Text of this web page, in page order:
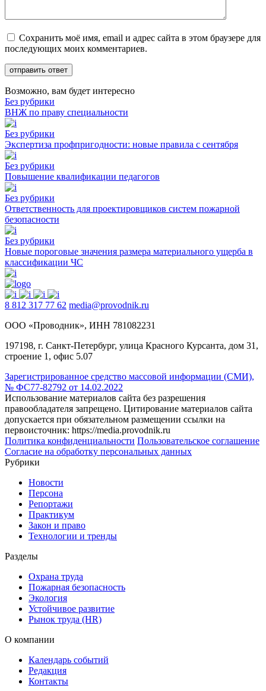
Сохранить моё имя, email и адрес сайта в этом браузере для
последующих моих комментариев.
Возможно, вам будет интересно
Без рубрики
ВНЖ по праву специальности
Без рубрики
Экспертиза профпригодности: новые правила с сентября
Без рубрики
Повышение квалификации педагогов
Без рубрики
Ответственность для проектировщиков систем пожарной
безопасности
Без рубрики
Новые пороговые значения размера материального ущерба в
классификации ЧС
8 812 317 77 62 media@provodnik.ru
ООО «Проводник», ИНН 781082231
197198, г. Санкт-Петербург, улица Красного Курсанта, дом 31,
строение 1, офис 5.07
Зарегистрированное средство массовой информации (СМИ),
№ ФС77-82792 от 14.02.2022
Использование материалов сайта без разрешения
правообладателя запрещено. Цитирование материалов сайта
допускается при обязательном размещении ссылки на
первоисточник: https://media.provodnik.ru
Политика конфиденциальности Пользовательское соглашение
Согласие на обработку персональных данных
Рубрики
Новости
Персона
Репортажи
Практикум
Закон и право
Технологии и тренды
Разделы
Охрана труда
Пожарная безопасность
Экология
Устойчивое развитие
Рынок труда (HR)
О компании
Календарь событий
Редакция
Контакты